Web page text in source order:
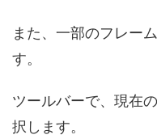
また、一部のフレー
す。
ツールバーで、現在
択します。